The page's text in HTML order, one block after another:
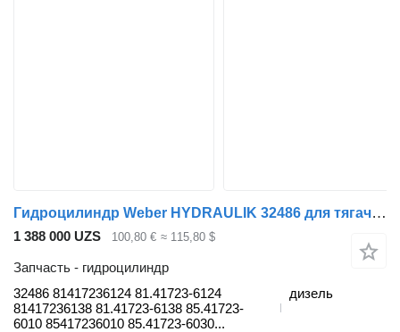
Гидроцилиндр Weber HYDRAULIK 32486 для тягача MAN TGL, TGM, TGS, TGX (2005-2021)
1 388 000 UZS 100,80 € ≈ 115,80 $
Запчасть - гидроцилиндр
32486 81417236124 81.41723-6124
81417236138 81.41723-6138 85.41723-
6010 85417236010 85.41723-6030...
дизель